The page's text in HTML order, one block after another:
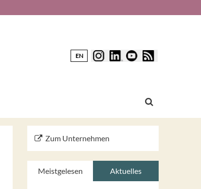
EN
Zum Unternehmen
Meistgelesen Aktuelles